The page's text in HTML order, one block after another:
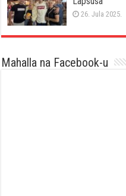
26. Jula 2025.
Mahalla na Facebook-u